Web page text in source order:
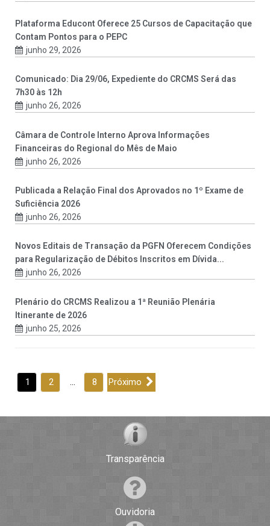
Plataforma Educont Oferece 25 Cursos de Capacitação que
Contam Pontos para o PEPC
junho 29, 2026
Comunicado: Dia 29/06, Expediente do CRCMS Será das
7h30 às 12h
junho 26, 2026
Câmara de Controle Interno Aprova Informações
Financeiras do Regional do Mês de Maio
junho 26, 2026
Publicada a Relação Final dos Aprovados no 1º Exame de
Suficiência 2026
junho 26, 2026
Novos Editais de Transação da PGFN Oferecem Condições
para Regularização de Débitos Inscritos em Dívida...
junho 26, 2026
Plenário do CRCMS Realizou a 1ª Reunião Plenária
Itinerante de 2026
junho 25, 2026
1 2 … 8 Próximo
Transparência
Ouvidoria